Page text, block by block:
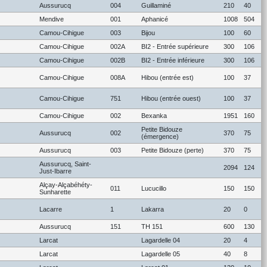
Aussurucq 004 Guillaminé 210
40
Mendive 001 Aphanicé 1008
504
Camou-Cihigue 003 Bijou 100
60
Camou-Cihigue 002A BI2 - Entrée supérieure 300
106
Camou-Cihigue 002B BI2 - Entrée inférieure 300 106
Camou-Cihigue 008A Hibou (entrée est) 100 37
Camou-Cihigue 751 Hibou (entrée ouest) 100 37
Camou-Cihigue 002 Bexanka 1951 160
Aussurucq 002
Petite Bidouze
(émergence)
370 75
Aussurucq 003 Petite Bidouze (perte) 370 75
Aussurucq, Saint-
Just-Ibarre
2094 124
Alçay-Alçabéhéty-
Sunharette
011 Lucucillo 150 150
Lacarre 1 Lakarra 20 0
Aussurucq 151 TH 151 600
130
Larcat Lagardelle 04 20
4
Larcat Lagardelle 05 40
8